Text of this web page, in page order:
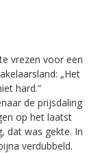
vrezen voor een
„Het
hard.”
de prijsdaling
op het laatst
dat was gekte. In
verdubbeld.